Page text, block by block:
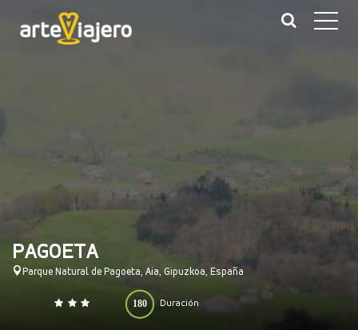
PAGOETA
Parque Natural de Pagoeta, Aia, Gipuzkoa, España
Duración
180
0 140